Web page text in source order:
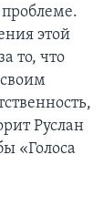
этой
то, что
Руслан
«Голоса